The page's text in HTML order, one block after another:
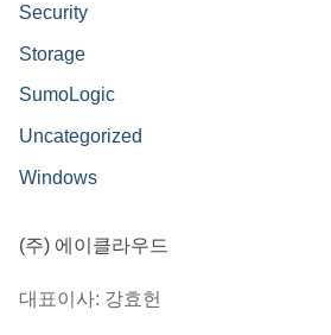
Security
Storage
SumoLogic
Uncategorized
Windows
(주) 에이클라우드
대표이사: 강효헌